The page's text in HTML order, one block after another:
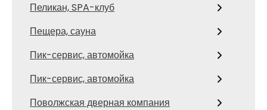
Пеликан, SPA-клуб
Пещера, сауна
Пик-сервис, автомойка
Пик-сервис, автомойка
Поволжская дверная компания